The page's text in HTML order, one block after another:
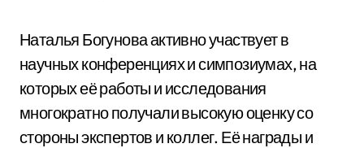
Наталья Богунова активно участвует в
научных конференциях и симпозиумах, на
которых её работы и исследования
многократно получали высокую оценку со
стороны экспертов и коллег. Её награды и